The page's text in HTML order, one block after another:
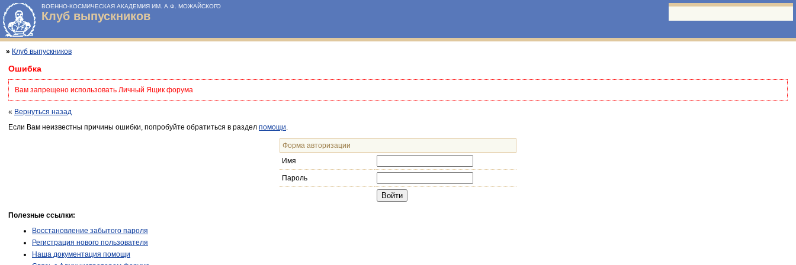
ВОЕННО-КОСМИЧЕСКАЯ АКАДЕМИЯ ИМ. А.Ф. МОЖАЙСКОГО
Клуб выпускников
» Клуб выпускников
Ошибка
Вам запрещено использовать Личный Ящик форума
« Вернуться назад
Если Вам неизвестны причины ошибки, попробуйте обратиться в раздел помощи
Форма авторизации
Имя
Пароль
Полезные ссылки:
Восстановление забытого пароля
Регистрация нового пользователя
Наша документация помощи